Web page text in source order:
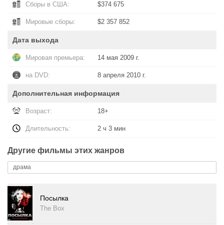
Сборы в США: $374 675
Мировые сборы: $2 357 852
Дата выхода
Мировая премьера: 14 мая 2009 г.
на DVD: 8 апреля 2010 г.
Дополнительная информация
Возраст: 18+
Длительность: 2 ч 3 мин
Другие фильмы этих жанров
драма
Посылка
The Box